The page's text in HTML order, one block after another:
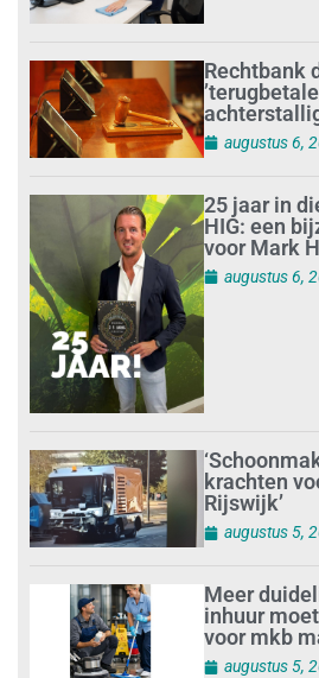
Rechtbank
augustus 6,
25 jaar in
HIG: een
voor Mark
augustus 6,
krachten
Rijswijk’
augustus 5,
Meer
inhuur
voor mkb
augustus 5,